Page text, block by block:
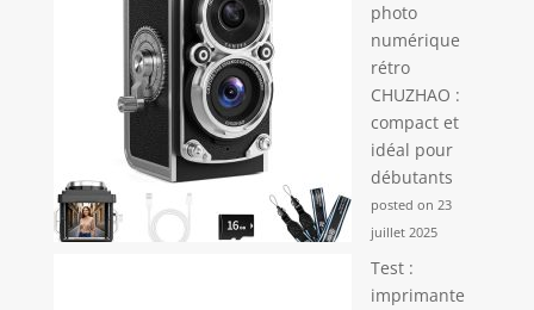
photo
numérique
rétro
CHUZHAO :
compact et
idéal pour
débutants
posted on 23
juillet 2025
Test :
imprimante